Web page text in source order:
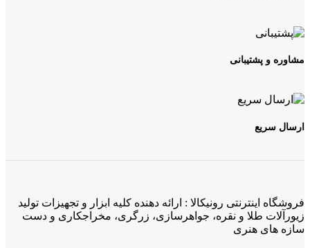
مشاوره و پشتیبانی
ارسال سریع
فروشگاه اینترنتی رونیکالا : ارائه دهنده کلیه ابزار و تجهیزات تولید
زیورآلات طلا و نقره، جواهرسازی، زرگری، مخراجکاری و دست
سازه های هنری